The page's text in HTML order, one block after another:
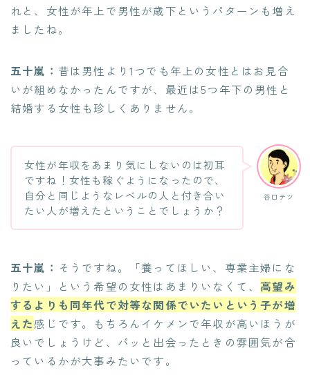
れと、女性が年上で男性が歳下というパターンも増え
ましたね。
五十嵐： 昔は男性より1つでも年上の女性とはお見合
いが組めなかったんですが、最近は5つ年下の男性と
結婚する女性も珍しくありません。
谷口テツ
女性が年収をあまり気にしないのは初耳
ですね！女性も稼ぐようになったので、
自分と同じようなレベルの人と付き合い
たい人が増えたということでしょうか？
五十嵐： そうですね。「養ってほしい、専業主婦にな
りたい」という希望の女性はあまりいなくて、 高望み
するよりも同年代で対等な関係でいたいという子が増
えた感じです。もちろんイケメンで年収が高いほうが
良いでしょうけど、パッと出会ったときの雰囲気が合
っているかが大事みたいです。